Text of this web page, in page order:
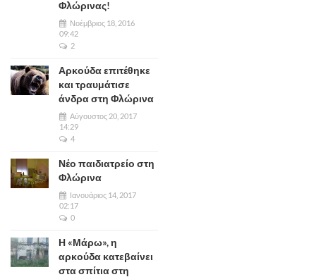
Φλώρινας!
Νοέμβριος 18, 2016
09:42
2
Αρκούδα επιτέθηκε
και τραυμάτισε
άνδρα στη Φλώρινα
Αύγουστος 20, 2017
14:29
4
Νέο παιδιατρείο στη
Φλώρινα
Ιανουάριος 14, 2017
02:17
0
Η «Μάρω», η
αρκούδα κατεβαίνει
στα σπίτια στη